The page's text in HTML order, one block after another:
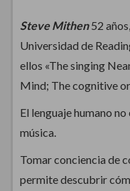
Steve Mithen52
Universidad de
ellos «The singing
Mind; The cognitive
El lenguaje humano
música.
Tomar conciencia de
permite descubrir